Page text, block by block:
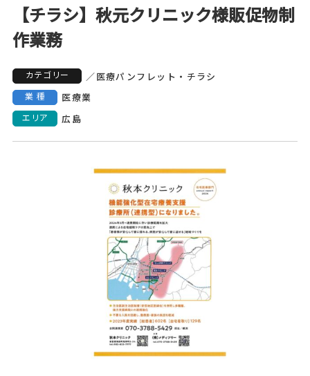
【チラシ】秋元クリニック様販促物制
作業務
カテゴリー ／ 医療パンフレット・チラシ
業種 医療業
エリア 広島